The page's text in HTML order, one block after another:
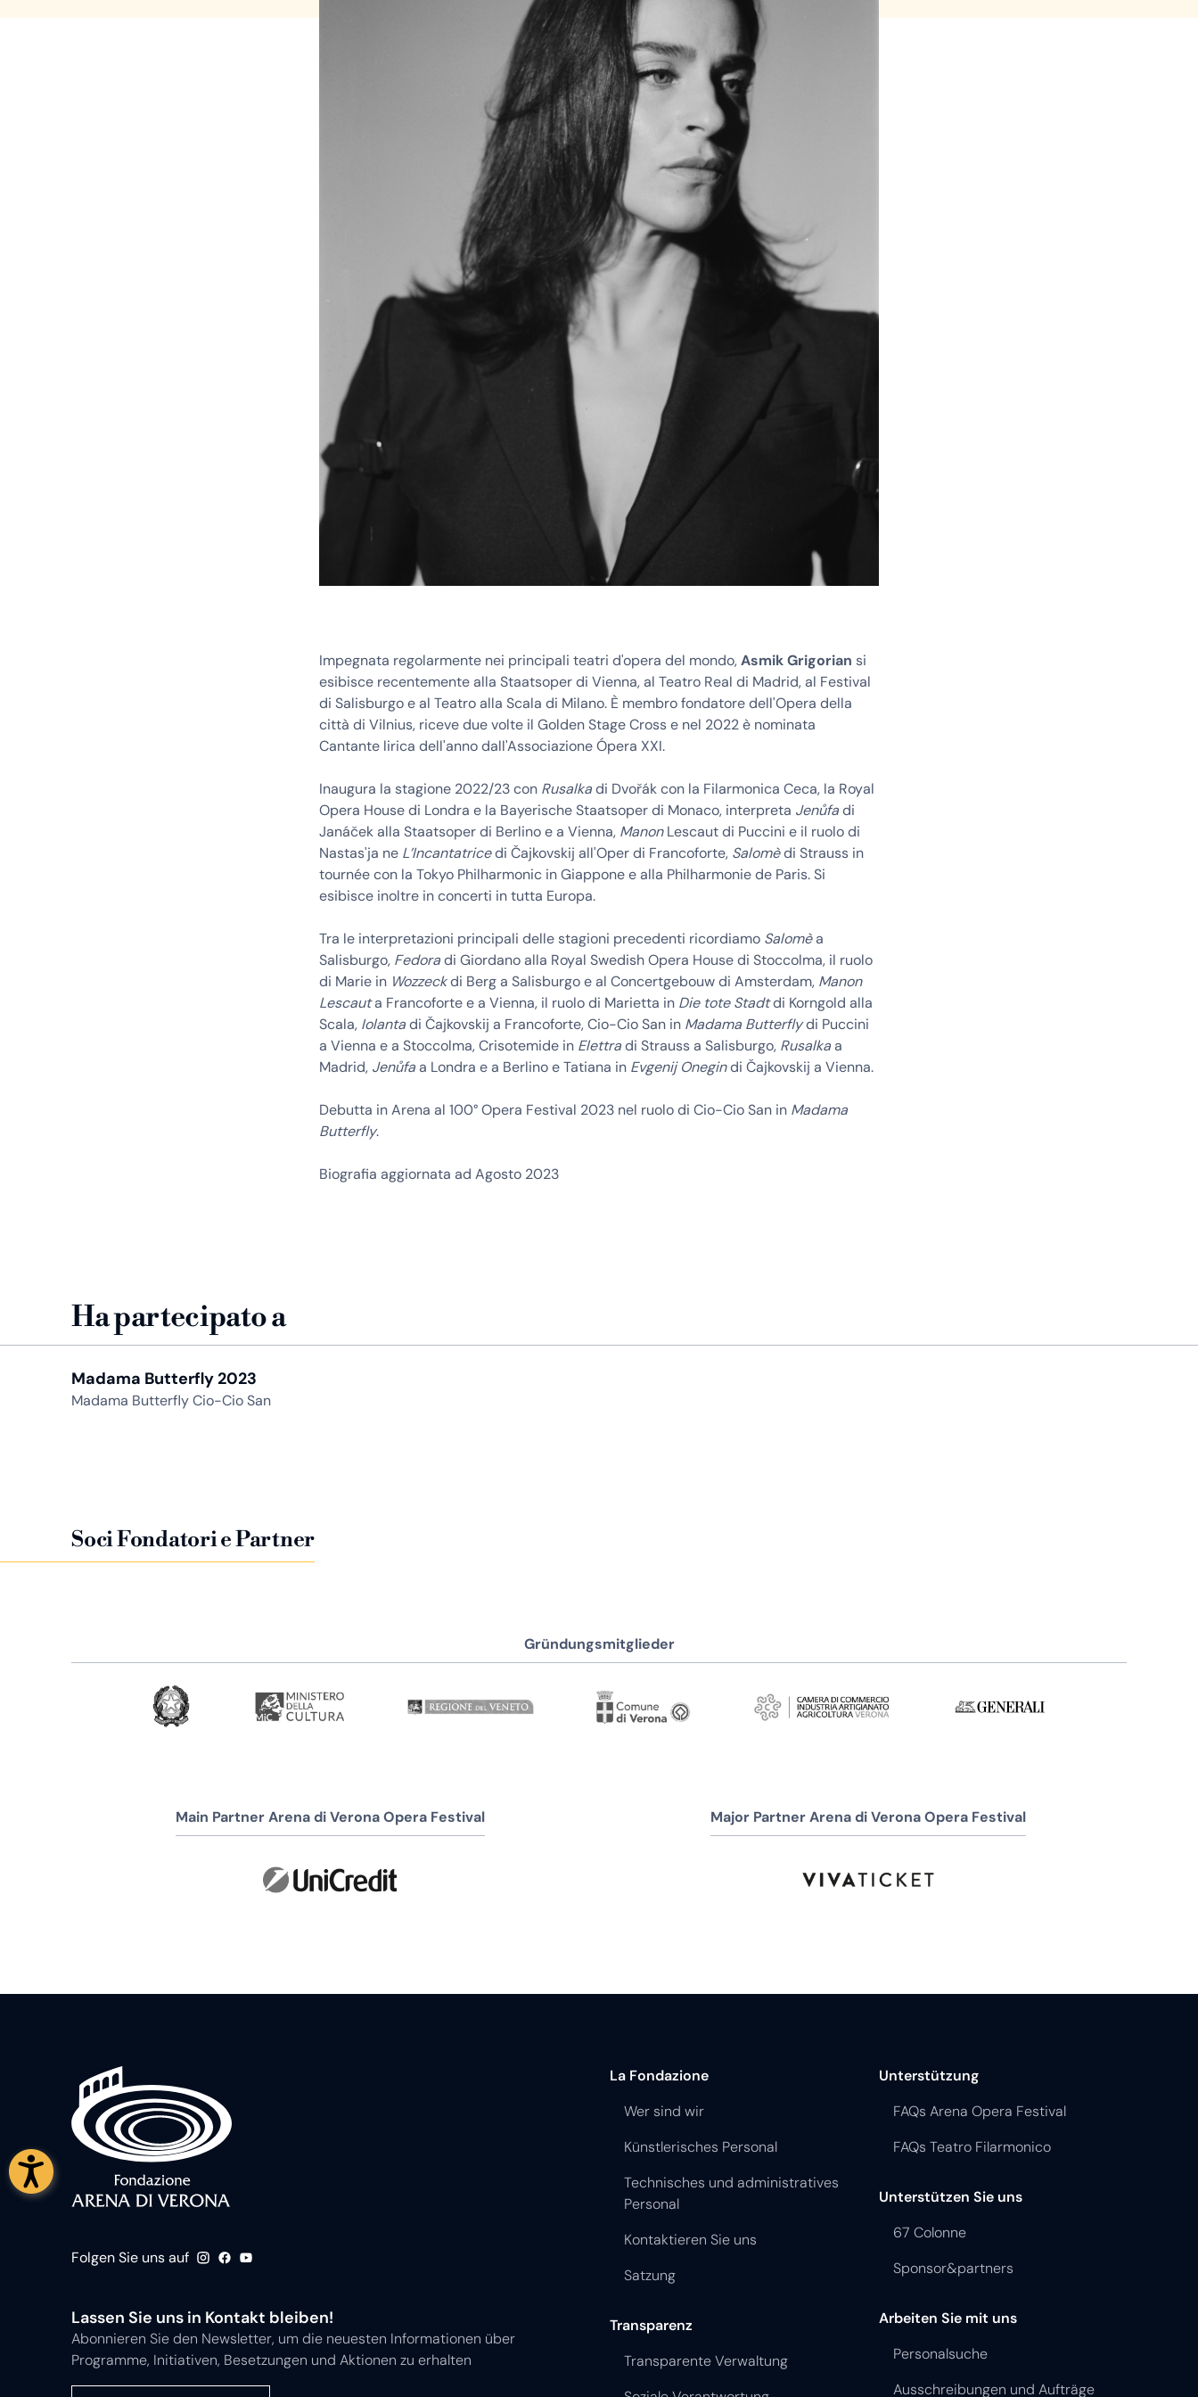
Impegnata regolarmente nei principali teatri d'opera del mondo,Asmik Grigorian si
esibisce recentemente alla Staatsoper di Vienna, al Teatro Real di Madrid, al Festival
di Salisburgo e al Teatro alla Scala di Milano. È membro fondatore dell'Opera della
città di Vilnius, riceve due volte il Golden Stage Cross e nel 2022 è nominata
Cantante lirica dell'anno dall'Associazione Ópera XXI.
Inaugura la stagione 2022/23 con Rusalkadi Dvořák con la Filarmonica Ceca, la Royal
Opera House di Londra e la Bayerische Staatsoper di Monaco, interpreta Jenůfadi
Janáček alla Staatsoper di Berlino e a Vienna, ManonLescaut di Puccini e il ruolo di
Nastas'ja ne L’Incantatricedi Čajkovskij all'Oper di Francoforte, Salomèdi Strauss in
tournée con la Tokyo Philharmonic in Giappone e alla Philharmonie de Paris. Si
esibisce inoltre in concerti in tutta Europa.
Tra le interpretazioni principali delle stagioni precedenti ricordiamo Salomèa
Salisburgo, Fedoradi Giordano alla Royal Swedish Opera House di Stoccolma, il ruolo
di Marie in Wozzeckdi Berg a Salisburgo e al Concertgebouw di Amsterdam, Manon
Lescauta Francoforte e a Vienna, il ruolo di Marietta in Die tote Stadtdi Korngold alla
Scala, Iolantadi Čajkovskij a Francoforte, Cio-Cio San in Madama Butterflydi Puccini
a Vienna e a Stoccolma, Crisotemide in Elettradi Strauss a Salisburgo, Rusalkaa
Madrid, Jenůfaa Londra e a Berlino e Tatiana in Evgenij Onegindi Čajkovskij a Vienna.
Debutta in Arena al 100° Opera Festival 2023 nel ruolo di Cio-Cio San in Madama
Butterfly.
Biografia aggiornata ad Agosto 2023
Ha partecipato a
Madama Butterfly 2023
Madama Butterfly Cio-Cio San
Soci Fondatori e Partner
Gründungsmitglieder
Main Partner Arena di Verona Opera Festival Major Partner Arena di Verona Opera Festival
Folgen Sie uns auf
Lassen Sie uns in Kontakt bleiben!
Abonnieren Sie den Newsletter, um die neuesten Informationen über
Programme, Initiativen, Besetzungen und Aktionen zu erhalten
La Fondazione
Wer sind wir
Künstlerisches Personal
Technisches und administratives
Personal
Kontaktieren Sie uns
Satzung
Transparenz
Transparente Verwaltung
Unterstützung
FAQs Arena Opera Festival
FAQs Teatro Filarmonico
Unterstützen Sie uns
67 Colonne
Sponsor&partners
Arbeiten Sie mit uns
Personalsuche
Ausschreibungen und Aufträge